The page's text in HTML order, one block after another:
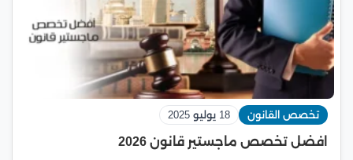
تخصص القانون 18 يوليو 2025
افضل تخصص ماجستير قانون 2026